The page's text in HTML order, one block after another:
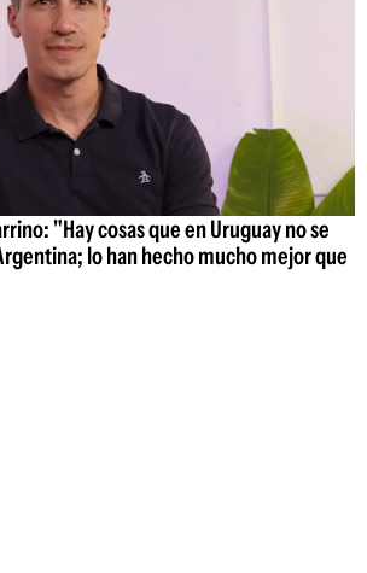
"Hay cosas que en Uruguay no se
lo han hecho mucho mejor que